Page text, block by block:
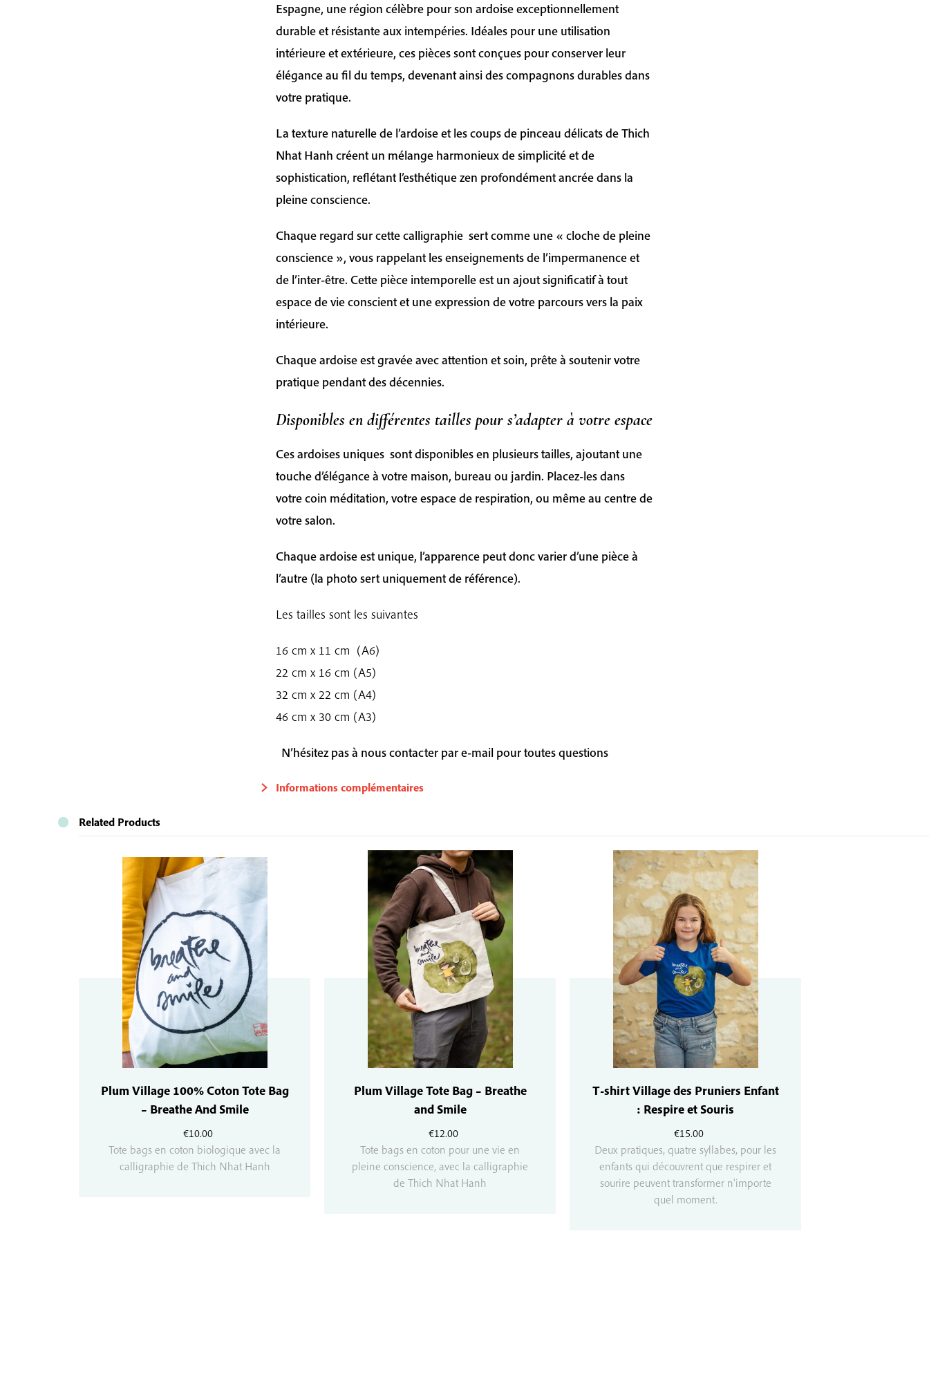
Espagne, une région célèbre pour son ardoise exceptionnellement
durable et résistante aux intempéries. Idéales pour une utilisation
intérieure et extérieure, ces pièces sont conçues pour conserver leur
élégance au fil du temps, devenant ainsi des compagnons durables dans
votre pratique.
La texture naturelle de l’ardoise et les coups de pinceau délicats de Thich
Nhat Hanh créent un mélange harmonieux de simplicité et de
sophistication, reflétant l’esthétique zen profondément ancrée dans la
pleine conscience.
Chaque regard sur cette calligraphie sert comme une « cloche de pleine
conscience », vous rappelant les enseignements de l’impermanence et
de l’inter-être. Cette pièce intemporelle est un ajout significatif à tout
espace de vie conscient et une expression de votre parcours vers la paix
intérieure.
Chaque ardoise est gravée avec attention et soin, prête à soutenir votre
pratique pendant des décennies.
Disponibles en différentes tailles pour s’adapter à votre espace
Ces ardoises uniques sont disponibles en plusieurs tailles, ajoutant une
touche d’élégance à votre maison, bureau ou jardin. Placez-les dans
votre coin méditation, votre espace de respiration, ou même au centre de
votre salon.
Chaque ardoise est unique, l’apparence peut donc varier d’une pièce à
l’autre (la photo sert uniquement de référence).
Les tailles sont les suivantes
16 cm x 11 cm (A6)
22 cm x 16 cm (A5)
32 cm x 22 cm (A4)
46 cm x 30 cm (A3)
N’hésitez pas à nous contacter par e-mail pour toutes questions
Informations complémentaires
Related Products
€10.00
Plum Village 100% Coton Tote Bag
– Breathe And Smile
Tote bags en coton biologique avec la
calligraphie de Thich Nhat Hanh
€12.00
Plum Village Tote Bag – Breathe
and Smile
Tote bags en coton pour une vie en
pleine conscience, avec la calligraphie
de Thich Nhat Hanh
€15.00
T-shirt Village des Pruniers Enfant
: Respire et Souris
Deux pratiques, quatre syllabes, pour les
enfants qui découvrent que respirer et
sourire peuvent transformer n'importe
quel moment.